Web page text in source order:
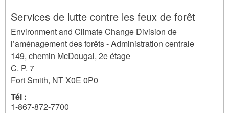
Services de lutte contre les feux de forêt
Environment and Climate Change Division de
l’aménagement des forêts - Administration centrale
149, chemin McDougal, 2e étage
C. P. 7
Fort Smith, NTX0E 0P0
Tél :
1-867-872-7700